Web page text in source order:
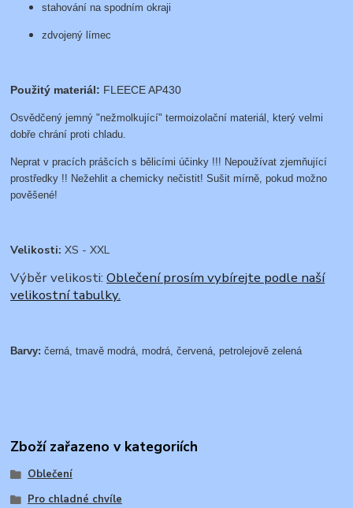
stahování na spodním okraji
zdvojený límec
Použitý materiál: FLEECE AP430
Osvědčený jemný "nežmolkující" termoizolační materiál, který velmi
dobře chrání proti chladu.
Neprat v pracích prášcích s bělicími účinky !!! Nepoužívat zjemňující
prostředky !! Nežehlit a chemicky nečistit! Sušit mírně, pokud možno
pověšené!
Velikosti: XS - XXL
Výběr velikosti:Oblečení prosím vybírejte podle naší
velikostní tabulky.
Barvy: černá, tmavě modrá, modrá, červená, petrolejově zelená
Zboží zařazeno v kategoriích
Oblečení
Pro chladné chvíle